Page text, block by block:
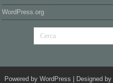
WordPress.org
Powered by WordPress | Designed by